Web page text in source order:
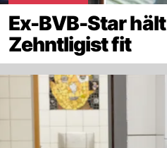
Ex-BVB-Star
Zehntligist fit